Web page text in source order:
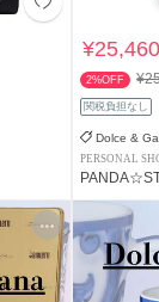
2%OFF
関税負担なし
Dolce &
PERSONAL